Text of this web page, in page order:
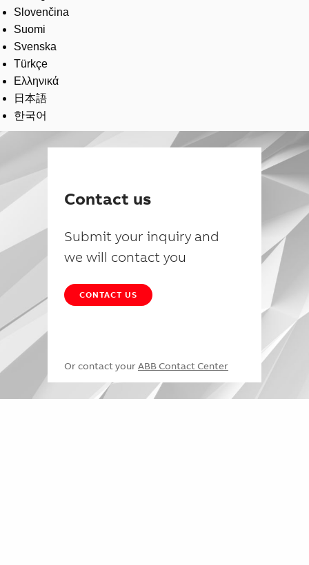
Slovenčina
Suomi
Svenska
Türkçe
Ελληνικά
日本語
한국어
Contact us
Submit your inquiry and
we will contact you
CONTACT US
Or contact your ABB Contact Center